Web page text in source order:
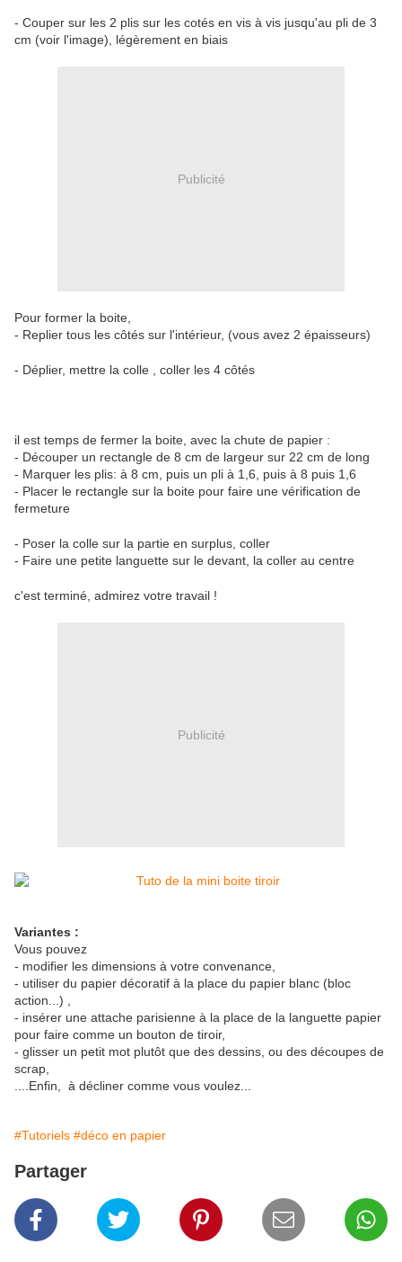
- Couper sur les 2 plis sur les cotés en vis à vis jusqu'au pli de 3
cm (voir l'image), légèrement en biais
Publicité
Pour former la boite,
- Replier tous les côtés sur l'intérieur, (vous avez 2 épaisseurs)
- Déplier, mettre la colle , coller les 4 côtés
il est temps de fermer la boite, avec la chute de papier :
- Découper un rectangle de 8 cm de largeur sur 22 cm de long
- Marquer les plis: à 8 cm, puis un pli à 1,6, puis à 8 puis 1,6
- Placer le rectangle sur la boite pour faire une vérification de
fermeture
- Poser la colle sur la partie en surplus, coller
- Faire une petite languette sur le devant, la coller au centre
c'est terminé, admirez votre travail !
Publicité
Variantes :
Vous pouvez
- modifier les dimensions à votre convenance,
- utiliser du papier décoratif à la place du papier blanc (bloc
action...) ,
- insérer une attache parisienne à la place de la languette papier
pour faire comme un bouton de tiroir,
- glisser un petit mot plutôt que des dessins, ou des découpes de
scrap,
....Enfin, à décliner comme vous voulez...
#Tutoriels #déco en papier
Partager